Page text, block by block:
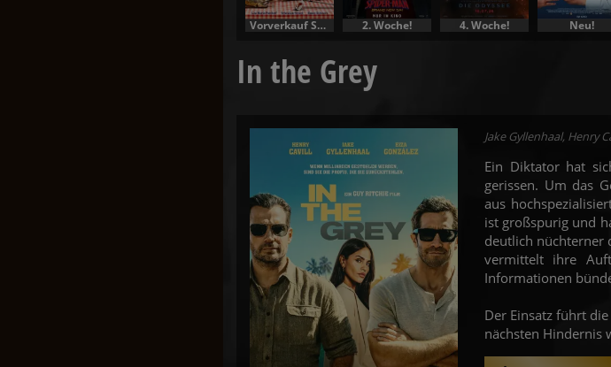
Vorverkauf Specials 2. Woche! 4. Woche! Neu!
In the Grey
Jake Gyllenhaal, Henry
Ein Diktator hat
gerissen. Um das
aus
ist großspurig und
deutlich nüchterner
vermittelt ihre
Informationen
Der Einsatz führt
nächsten Hindernis